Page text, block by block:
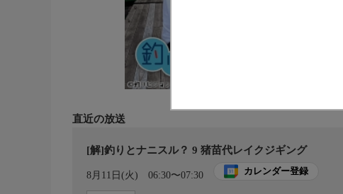
直近の放送
[解]釣りとナニスル？ 9 猪苗代レイクジギング
8月11日(火) 06:30〜07:30 カレンダー登録